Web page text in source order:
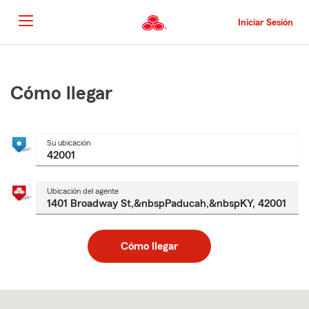
al
contenido
principal
Iniciar Sesión
principal
Cómo llegar
Su ubicación
Ubicación del agente
Cómo llegar
to